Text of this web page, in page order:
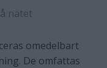
nätet
omedelbart
De omfattas